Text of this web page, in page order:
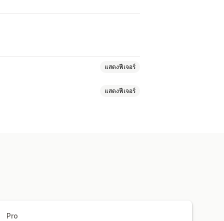
แสดงฟีเจอร์
แสดงฟีเจอร์
Pro